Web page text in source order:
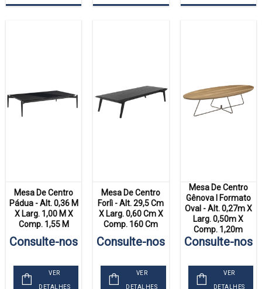
Mesa De Centro
Pádua - Alt. 0,36 M
X Larg. 1,00 M X
Comp. 1,55 M
Consulte-nos
VER
DETALHES
Mesa De Centro
Forlì - Alt. 29,5 Cm
X Larg. 0,60 Cm X
Comp. 160 Cm
Consulte-nos
VER
DETALHES
Mesa De Centro
Gênova I Formato
Oval - Alt. 0,27m X
Larg. 0,50m X
Comp. 1,20m
Consulte-nos
VER
DETALHES